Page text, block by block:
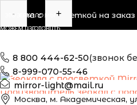
Зеркала с подсветкой на заказ
Производитель зеркал с
8 800 444-62-50(звонок
8-999-070-55-46
mirror-light@mail.ru
Москва, м. Академическая,
ЭТО ЗЕРКАЛО МЫ
МОЖЕМ ИЗГОТОВИТЬ
РАЗМЕРАМ
- +